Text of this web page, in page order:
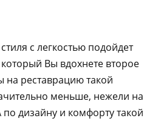
с легкостью подойдет
Вы вдохнете второе
на реставрацию такой
меньше, нежели на
по дизайну и комфорту такой